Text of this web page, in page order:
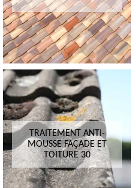
TRAITEMENT ANTI-
MOUSSE FAÇADE ET
TOITURE 30